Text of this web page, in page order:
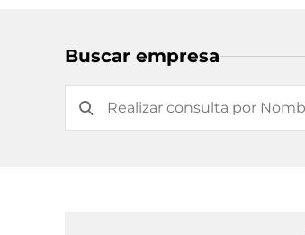
Buscar empresa